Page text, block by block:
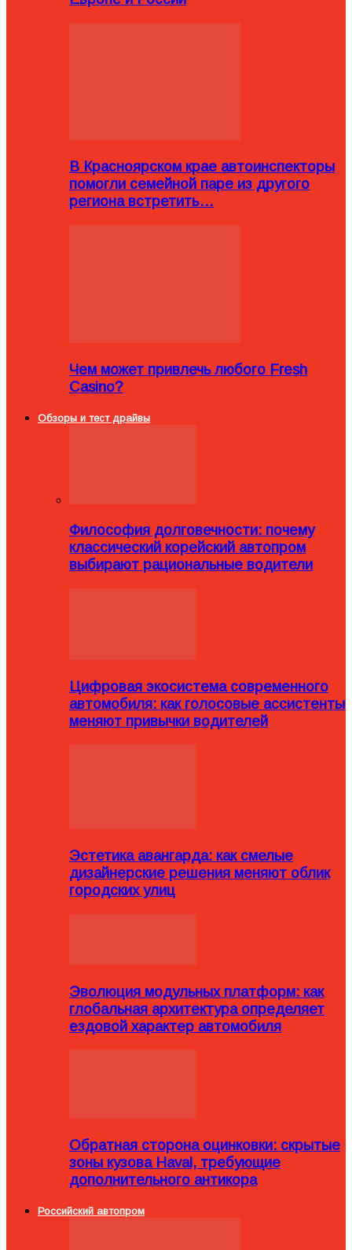
В Красноярском крае автоинспекторы
помогли семейной паре из другого
региона встретить…
Чем может привлечь любого Fresh
Casino?
Обзоры и тест драйвы
Философия долговечности: почему
классический корейский автопром
выбирают рациональные водители
Цифровая экосистема современного
автомобиля: как голосовые ассистенты
меняют привычки водителей
Эстетика авангарда: как смелые
дизайнерские решения меняют облик
городских улиц
Эволюция модульных платформ: как
глобальная архитектура определяет
ездовой характер автомобиля
Обратная сторона оцинковки: скрытые
зоны кузова Haval, требующие
дополнительного антикора
Российский автопром